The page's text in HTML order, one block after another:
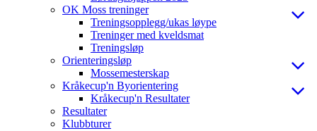
OK Moss treninger
Treningsopplegg/ukas løype
Treninger med kveldsmat
Treningsløp
Orienteringsløp
Mossemesterskap
Kråkecup'n Byorientering
Kråkecup'n Resultater
Resultater
Klubbturer